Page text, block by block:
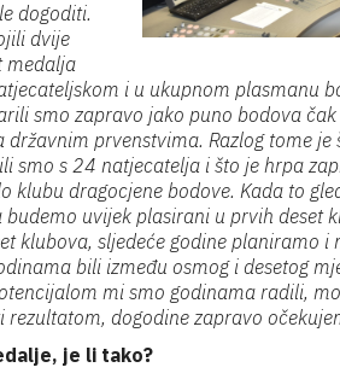
dogoditi.
dvije
medalja
i u ukupnom plasmanu
smo zapravo jako puno bodova
prvenstvima. Razlog tome je
smo s 24 natjecatelja i što je hrpa
dragocjene bodove. Kada to
uvijek plasirani u prvih deset
klubova, sljedeće godine planiramo i
bili između osmog i desetog
mi smo godinama radili,
dogodine zapravo
je li tako?